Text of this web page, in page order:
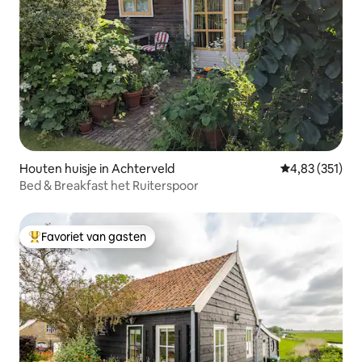
Houten huisje in Achterveld Gemiddelde
4,83 (351)
Bed & Breakfast het Ruiterspoor
Topfavoriet van gasten
Favoriet van gasten